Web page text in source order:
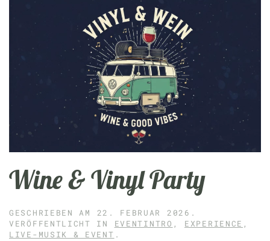
Wine & Vinyl Party
GESCHRIEBEN AM 22. FEBRUAR 2026 .
VERÖFFENTLICHT IN EVENTINTRO , EXPERIENCE ,
LIVE-MUSIK & EVENT .